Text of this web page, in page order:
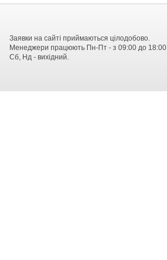
Заявки на сайті приймаються цілодобово.
Менеджери працюють Пн-Пт - з 09:00 до 18:00
Сб, Нд - вихідний.